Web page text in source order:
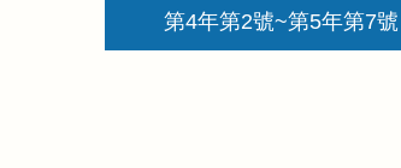
第4年第2號~第5年第7號